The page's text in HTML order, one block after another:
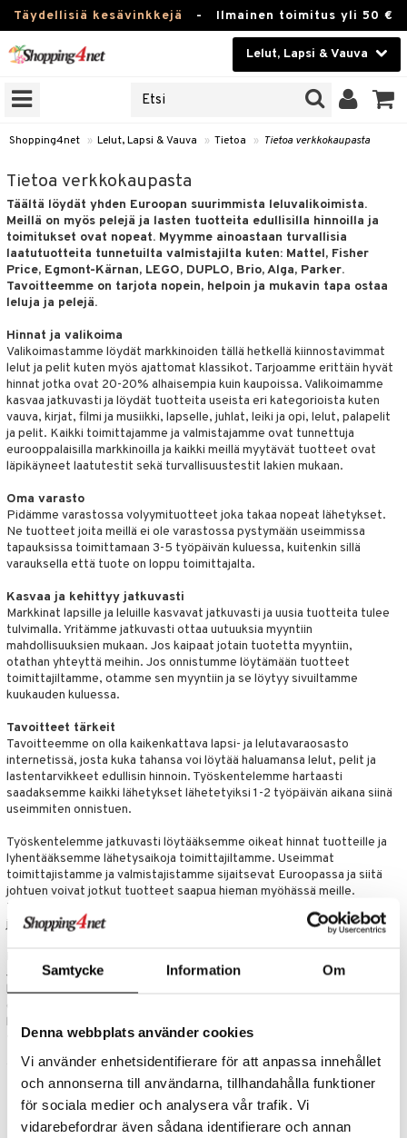
Samtycke Information Om
Denna webbplats använder cookies
Vi använder enhetsidentifierare för att anpassa innehållet
och annonserna till användarna, tillhandahålla funktioner
för sociala medier och analysera vår trafik. Vi
vidarebefordrar även sådana identifierare och annan
Täydellisiä kesävinkkejä - Ilmainen toimitus yli 50 €
Lelut, Lapsi & Vauva
Kauneudenhoito
Piilolinssit
Luontaistuotteet
Apteekki
Fitness
Koti & Sisustus
Tuotemerkkejä
Kampanjat
Shopping4net » Lelut, Lapsi & Vauva » Tietoa » Tietoa verkkokaupasta
Tietoa verkkokaupasta
Täältä löydät yhden Euroopan suurimmista leluvalikoimista.
Meillä on myös pelejä ja lasten tuotteita edullisilla hinnoilla ja
toimitukset ovat nopeat. Myymme ainoastaan turvallisia
laatutuotteita tunnetuilta valmistajilta kuten: Mattel, Fisher
Price, Egmont-Kärnan, LEGO, DUPLO, Brio, Alga, Parker.
Tavoitteemme on tarjota nopein, helpoin ja mukavin tapa ostaa
leluja ja pelejä.
Hinnat ja valikoima
Valikoimastamme löydät markkinoiden tällä hetkellä kiinnostavimmat
lelut ja pelit kuten myös ajattomat klassikot. Tarjoamme erittäin hyvät
hinnat jotka ovat 20-20% alhaisempia kuin kaupoissa. Valikoimamme
kasvaa jatkuvasti ja löydät tuotteita useista eri kategorioista kuten
vauva, kirjat, filmi ja musiikki, lapselle, juhlat, leiki ja opi, lelut, palapelit
ja pelit. Kaikki toimittajamme ja valmistajamme ovat tunnettuja
eurooppalaisilla markkinoilla ja kaikki meillä myytävät tuotteet ovat
läpikäyneet laatutestit sekä turvallisuustestit lakien mukaan.
Oma varasto
Pidämme varastossa volyymituotteet joka takaa nopeat lähetykset.
Ne tuotteet joita meillä ei ole varastossa pystymään useimmissa
tapauksissa toimittamaan 3-5 työpäivän kuluessa, kuitenkin sillä
varauksella että tuote on loppu toimittajalta.
Kasvaa ja kehittyy jatkuvasti
Markkinat lapsille ja leluille kasvavat jatkuvasti ja uusia tuotteita tulee
tulvimalla. Yritämme jatkuvasti ottaa uutuuksia myyntiin
mahdollisuuksien mukaan. Jos kaipaat jotain tuotetta myyntiin,
otathan yhteyttä meihin. Jos onnistumme löytämään tuotteet
toimittajiltamme, otamme sen myyntiin ja se löytyy sivuiltamme
kuukauden kuluessa.
Tavoitteet tärkeit
Tavoitteemme on olla kaikenkattava lapsi- ja lelutavaraosasto
internetissä, josta kuka tahansa voi löytää haluamansa lelut, pelit ja
lastentarvikkeet edullisin hinnoin. Työskentelemme hartaasti
saadaksemme kaikki lähetykset lähetetyiksi 1-2 työpäivän aikana siinä
useimmiten onnistuen.
Työskentelemme jatkuvasti löytääksemme oikeat hinnat tuotteille ja
lyhentääksemme lähetysaikoja toimittajiltamme. Useimmat
toimittajistamme ja valmistajistamme sijaitsevat Euroopassa ja siitä
johtuen voivat jotkut tuotteet saapua hieman myöhässä meille.
Tavoiteemme on pyrkiä tarjoamaan asiakkaillemme tuotteet mieluiten
jo seuraavana päivänä mutta enintään 3-5 työpäivän kuluessa.
Jokainen SHopping4netin osasto on erikoistunut omiin tuotteisiinsa ja
koulutetun henkilökunnan avulla saat henkilökohtaista palvelua ja
ohjeita tuotteista. Olet lämpimästi tervetullut ottamaan yhteyttä
leluosaston asianuntijaan. Lähetä sähköpostia osoitteeseen
toys@shopping4net.comja palaamme asiaan pikimmiten.
& Sukat
& Aurinkohatut
& UV-vaatteet
ja colleget
Pet Shop
- Muinaisajan
Hevoset
Zhu Pets
& Keinueläimet
City
Classic
Creator
Disney Princess
DUPLO
Friends
Minecraft
Ninjago
Speed Champions
Spidey
Super Heroes
& keittiötarvikkeet
Born
Prinsessat
Friends
Barn
Love
Tukholma
Pitkätossu Huvikumpu
& Palikat
Builder
hahmoja
Prinsessat
Potter
Kitty
lelut
palaa
oheistarvikkeet
ja käsipyyhkeet
Äiti
& imetys
Huonekalut
vaatteet
aterimet
& Säilytyslaatikot
& Tarvikkeet
& Tarvikkeet
ja lakit
& helistimet
& vastauksia